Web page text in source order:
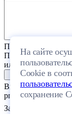
На сайте
Cookie в
сохранение
Прикрепить файл
Перетащите один
или выберите
Выберите файл с
png, jpeg, jpg, gif)
Загрузить файлы